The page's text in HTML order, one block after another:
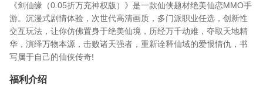
《剑仙缘（0.05折万充神权版）》是一款仙侠题材绝美仙恋MMO手
游。沉漫式剧情体验，次世代高清画质，多门派职业任选，创新性
交互玩法，让你仿佛置身于绝美仙境，历经万千劫难，夺取天地精
华，演绎万物本源，击败诸天强者，重新诠释仙域的爱恨情仇，书
写属于自己的仙侠传奇!
福利介绍